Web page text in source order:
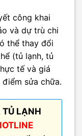
công khai
và dự trù chi
thể thay đổi
(tủ lạnh, tủ
tế và giá
sửa chữa.
TỦ LẠNH